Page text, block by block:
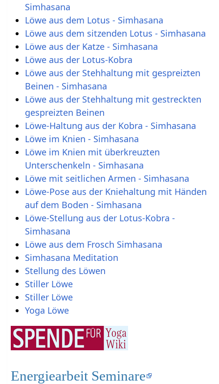
Simhasana
Löwe aus dem Lotus - Simhasana
Löwe aus dem sitzenden Lotus - Simhasana
Löwe aus der Katze - Simhasana
Löwe aus der Lotus-Kobra
Löwe aus der Stehhaltung mit gespreizten
Beinen - Simhasana
Löwe aus der Stehhaltung mit gestreckten
gespreizten Beinen
Löwe-Haltung aus der Kobra - Simhasana
Löwe im Knien - Simhasana
Löwe im Knien mit überkreuzten
Unterschenkeln - Simhasana
Löwe mit seitlichen Armen - Simhasana
Löwe-Pose aus der Kniehaltung mit Händen
auf dem Boden - Simhasana
Löwe-Stellung aus der Lotus-Kobra -
Simhasana
Löwe aus dem Frosch Simhasana
Simhasana Meditation
Stellung des Löwen
Stiller Löwe
Stiller Löwe
Yoga Löwe
Energiearbeit Seminare